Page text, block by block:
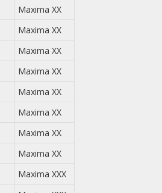
Maxima XX
Maxima XX
Maxima XX
Maxima XX
Maxima XX
Maxima XX
Maxima XX
Maxima XX
Maxima XXX